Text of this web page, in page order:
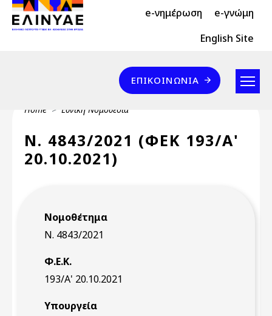
Skip to main content
Header Top 2 e-νημέρωση e-γνώμη
Header Top English Site
Επικοινωνία
ΕΠΙΚΟΙΝΩΝΊΑ
Breadcrumb
Home Εθνική Νομοθεσία
Ν. 4843/2021 (ΦΕΚ 193/Α'
20.10.2021)
Νομοθέτημα
Ν. 4843/2021
Φ.Ε.Κ.
193/Α' 20.10.2021
Υπουργεία